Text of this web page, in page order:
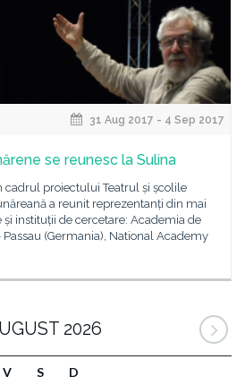
31 Aug 2017 - 4 Sep 2017
se reunesc la Sulina
cadrul proiectului Teatrul și școlile
a reunit reprezentanți din mai
instituții de cercetare: Academia de
Passau (Germania), National Academy
2026
V S D